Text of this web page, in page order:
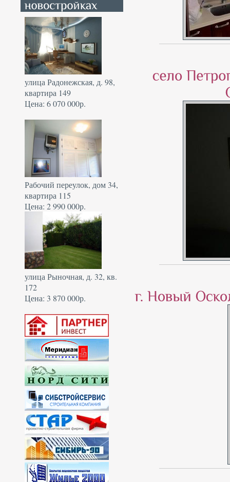
улица Радонежская, д. 98,
квартира 149
Цена: 6 070 000р.
Рабочий переулок, дом 34,
квартира 115
Цена: 2 990 000р.
улица Рыночная, д. 32, кв.
172
Цена: 3 870 000р.